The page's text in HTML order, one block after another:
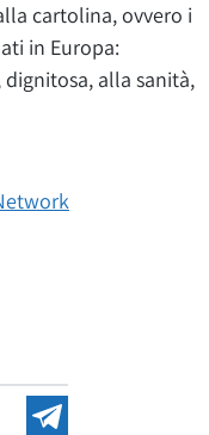
cartolina, ovvero i
in Europa:
alla sanità,